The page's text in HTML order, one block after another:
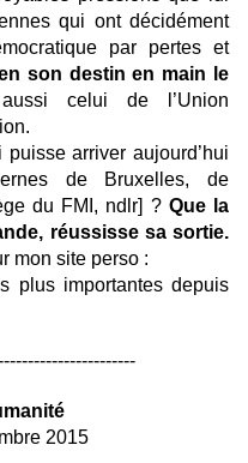
qui ont décidément
par pertes et
son destin en main le
celui de l’Union
arriver aujourd’hui
de Bruxelles, de
du FMI, ndlr] ? Que la
réussisse sa sortie.
mon site perso :
plus importantes depuis
2015